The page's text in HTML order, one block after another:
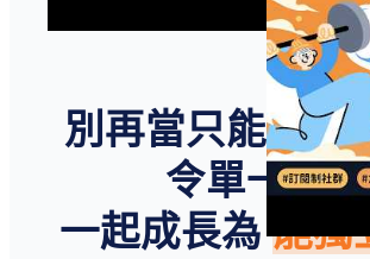
別再當只能被動
令單一角色
一起成長為能獨